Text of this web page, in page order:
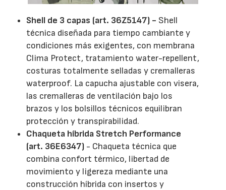
Shell de 3 capas (art. 36Z5147) - Shell
técnica diseñada para tiempo cambiante y
condiciones más exigentes, con membrana
Clima Protect, tratamiento water-repellent,
costuras totalmente selladas y cremalleras
waterproof. La capucha ajustable con visera,
las cremalleras de ventilación bajo los
brazos y los bolsillos técnicos equilibran
protección y transpirabilidad.
Chaqueta híbrida Stretch Performance
(art. 36E6347) - Chaqueta técnica que
combina confort térmico, libertad de
movimiento y ligereza mediante una
construcción híbrida con insertos y